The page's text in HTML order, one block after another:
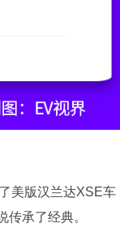
美版汉兰达XSE车
承了经典。